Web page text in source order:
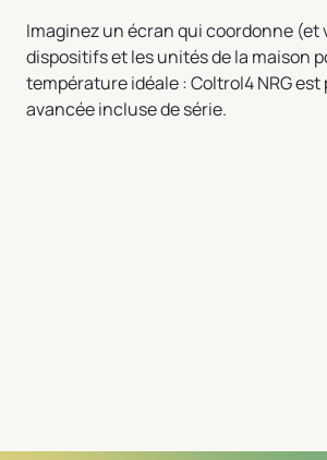
Imaginez un écran qui coordonne (et
dispositifs et les unités de la maison
température idéale : Coltrol4 NRG
avancée incluse de série.